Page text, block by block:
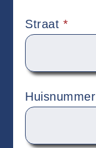
Straat *
Huisnummer